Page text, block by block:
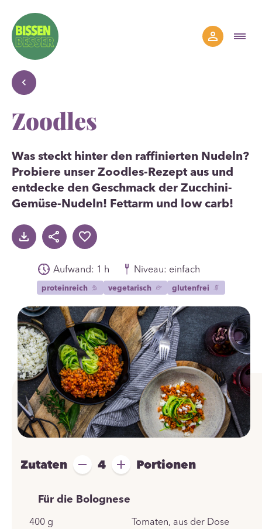
Zoodles
Was steckt hinter den raffinierten Nudeln?
Probiere unser Zoodles-Rezept aus und
entdecke den Geschmack der Zucchini-
Gemüse-Nudeln! Fettarm und low carb!
Aufwand: 1 h Niveau: einfach
proteinreich vegetarisch glutenfrei
Zutaten 4 Portionen
Für die Bolognese
400 g
Tomaten, aus der Dose